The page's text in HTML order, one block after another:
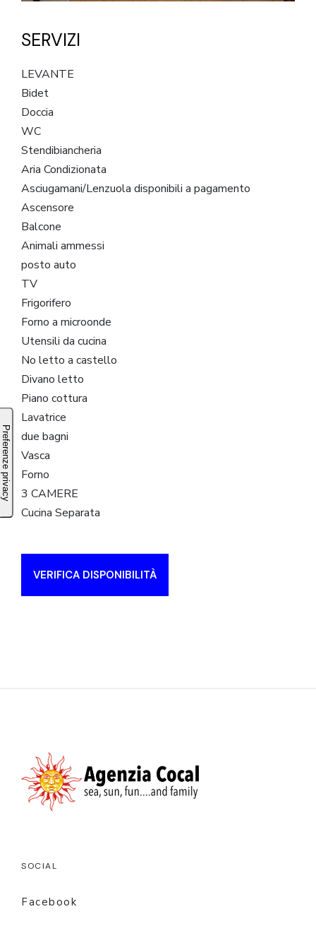
SERVIZI
LEVANTE
Bidet
Doccia
WC
Stendibiancheria
Aria Condizionata
Asciugamani/Lenzuola disponibili a pagamento
Ascensore
Balcone
Animali ammessi
posto auto
TV
Frigorifero
Forno a microonde
Utensili da cucina
No letto a castello
Divano letto
Piano cottura
Lavatrice
due bagni
Vasca
Forno
3 CAMERE
Cucina Separata
VERIFICA DISPONIBILITÀ
SOCIAL
Facebook